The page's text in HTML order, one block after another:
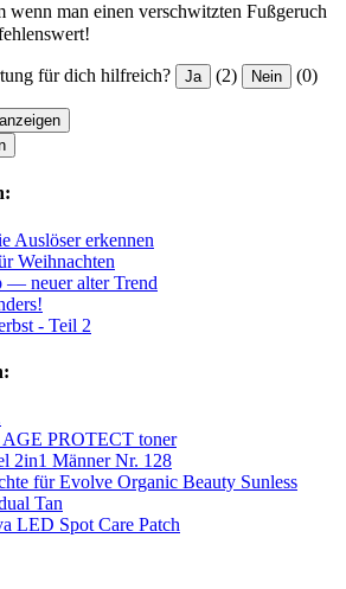
man einen verschwitzten Fußgeruch
für dich hilfreich? Ja (2) Nein (0)
Auslöser erkennen
Weihnachten
— neuer alter Trend
- Teil 2
PROTECT toner
2in1 Männer Nr. 128
für Evolve Organic Beauty Sunless
Tan
LED Spot Care Patch